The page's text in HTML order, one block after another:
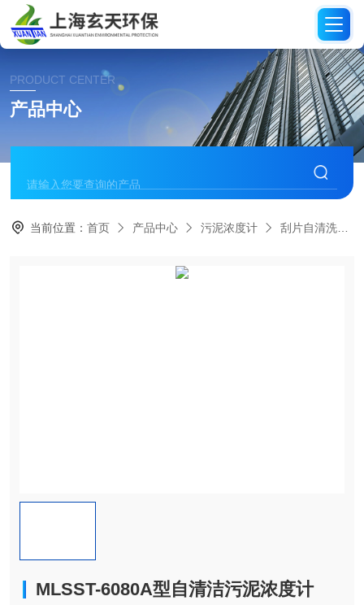
PRODUCT CENTER
产品中心
当前位置：首页 产品中心 污泥浓度计 刮片自清洗污泥浓度计
MLSST-6080A型自清洁污泥浓度计